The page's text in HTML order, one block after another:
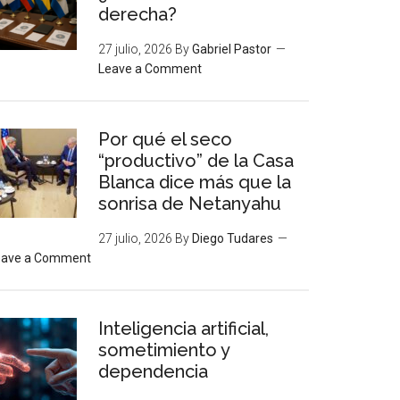
derecha?
27 julio, 2026 ByGabriel Pastor
Leave a Comment
Por qué el seco
“productivo” de la Casa
Blanca dice más que la
sonrisa de Netanyahu
27 julio, 2026 By Diego Tudares
a Comment
Inteligencia artificial,
sometimiento y
dependencia